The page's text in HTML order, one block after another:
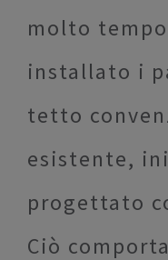
molto
installato i
tetto
esistente,
progettato
Ciò